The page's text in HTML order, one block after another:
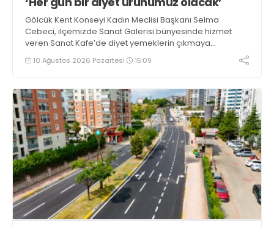
Gölcük Kent Konseyi Kadın Meclisi Başkanı Selma
Cebeci, ilçemizde Sanat Galerisi bünyesinde hizmet
veren Sanat Kafe’de diyet yemeklerin çıkmaya
başladığını ifade etti. Cebeci, “Amacımız sağlıklı,
besleyici ve hafif yemekler yapmak. Haftanın her günü
10 Ağustos 2026 Pazartesi 15:09